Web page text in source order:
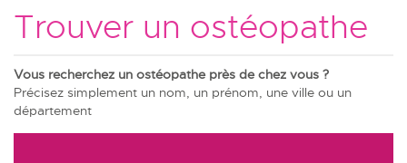
Trouver un ostéopathe
Vous recherchez un ostéopathe près de chez vous ?
Précisez simplement un nom, un prénom, une ville ou un
département